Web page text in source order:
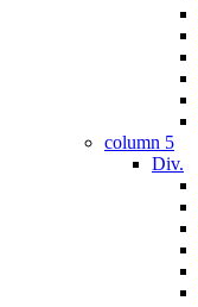
column 5
Div.